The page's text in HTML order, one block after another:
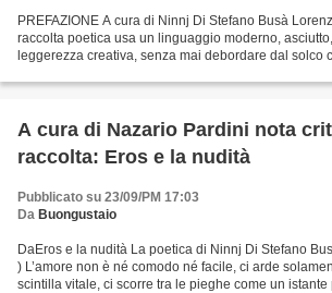
PREFAZIONE A cura di Ninnj Di Stefano Busà
raccolta poetica usa un linguaggio moderno,
leggerezza creativa, senza mai debordare dal solco
A cura di Nazario Pardini nota
raccolta: Eros e la nudità
Pubblicato su 23/09/PM 17:03
Da Buongustaio
DaEros e la nudità La poetica di Ninnj Di Stefano
) L’amore non è né comodo né facile, ci arde
scintilla vitale, ci scorre tra le pieghe come un istante